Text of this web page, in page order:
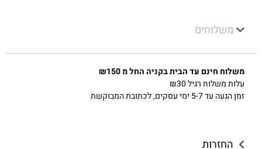
משלוחים
משלוח חינם עד הבית בקניה החל מ ₪150
עלות משלוח רגיל ₪30
זמן הגעה עד 5-7 ימי עסקים, לכתובת המבוקשת
החזרות